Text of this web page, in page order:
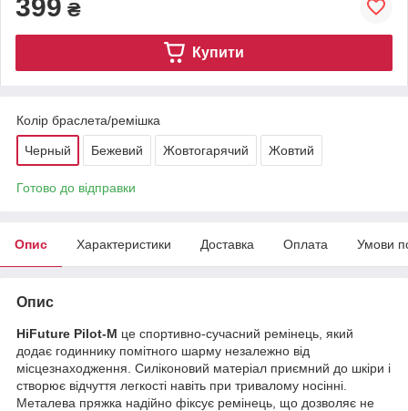
399 ₴
Купити
Колір браслета/ремішка
Черный Бежевий Жовтогарячий Жовтий
Готово до відправки
Опис Характеристики Доставка Оплата Умови
Опис
HiFuture Pilot-M це спортивно-сучасний ремінець, який
додає годиннику помітного шарму незалежно від
місцезнаходження. Силіконовий матеріал приємний до шкіри і
створює відчуття легкості навіть при тривалому носінні.
Металева пряжка надійно фіксує ремінець, що дозволяє не